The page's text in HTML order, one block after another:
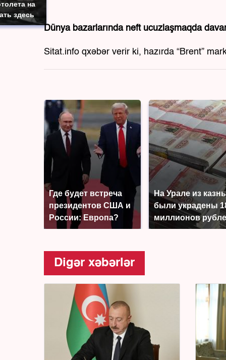
на
здесь
Dünya bazarlarında neft ucuzlaşmaqda
Sitat.info qxəbər verir ki, hazırda “Brent”
Где будет встреча
президентов США и
России: Европа?
На Урале из
были украдены
миллионов
Digər xəbərlər